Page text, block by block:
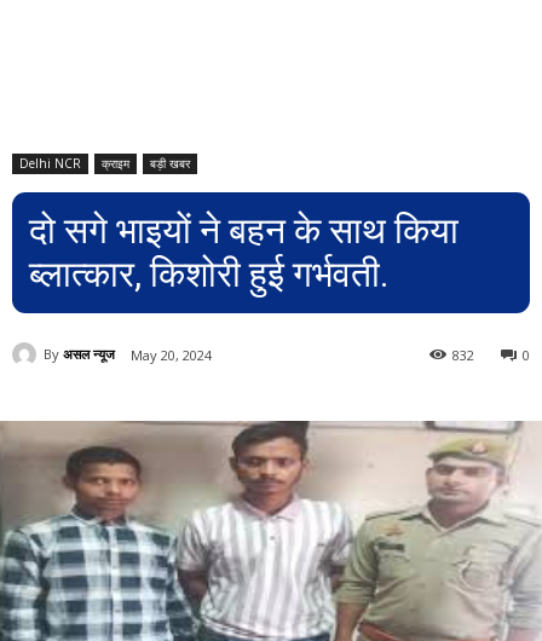
Delhi NCR क्राइम बड़ी खबर
दो सगे भाइयों ने बहन के साथ किया
ब्लात्कार, किशोरी हुई गर्भवती.
By असल न्यूज May 20, 2024 0
832